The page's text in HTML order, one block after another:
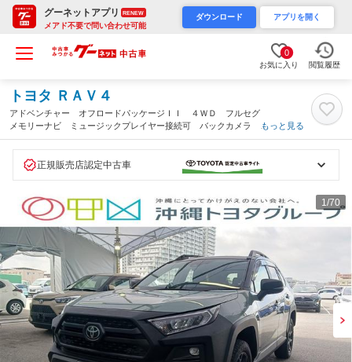
グーネットアプリ RENEW
メアド不要で問い合わせ可能
ダウンロード アプリを開く
0
お気に入り 閲覧履歴
トヨタ ＲＡＶ４
アドベンチャー オフロードパッケージＩＩ ４ＷＤ フルセグ
メモリーナビ ミュージックプレイヤー接続可 バックカメラ 衝
突被害軽減システム ＥＴＣ ＬＥＤヘッドランプ（沖縄県）
もっと見る
正規販売店認定中古車
1 /70